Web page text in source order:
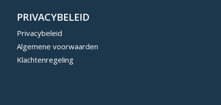
PRIVACYBELEID
Privacybeleid
Algemene voorwaarden
Klachtenregeling